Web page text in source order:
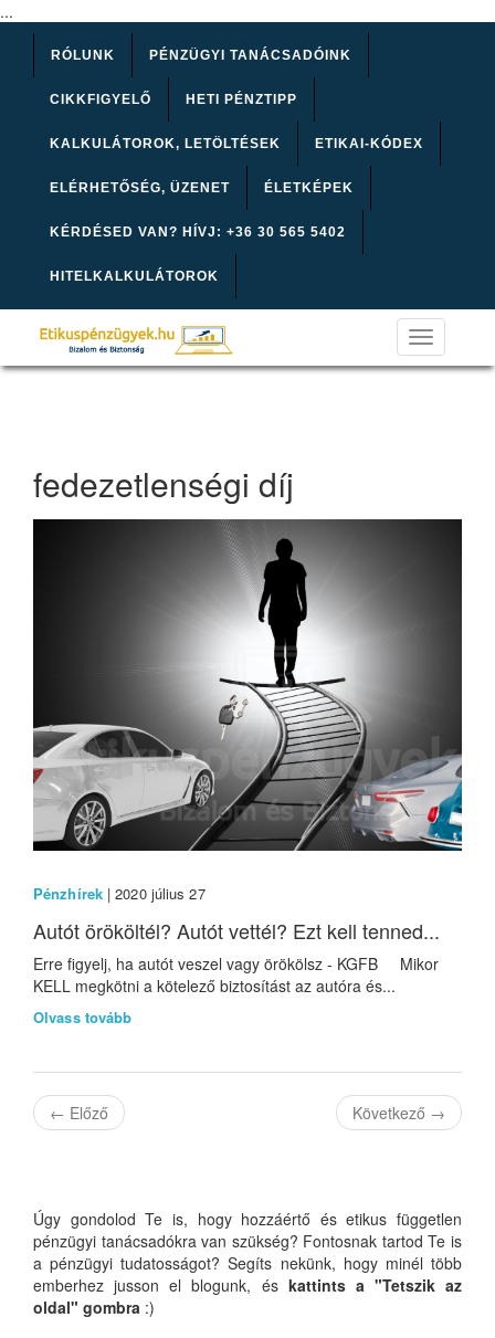
...
RÓLUNK PÉNZÜGYI TANÁCSADÓINK
CIKKFIGYELŐ HETI PÉNZTIPP
KALKULÁTOROK, LETÖLTÉSEK ETIKAI-KÓDEX
ELÉRHETŐSÉG, ÜZENET ÉLETKÉPEK
KÉRDÉSED VAN? HÍVJ: +36 30 565 5402
HITELKALKULÁTOROK
Toggle
navigation
fedezetlenségi díj
Pénzhírek| 2020 július 27
Autót örököltél? Autót vettél? Ezt kell tenned...
Erre figyelj, ha autót veszel vagy örökölsz - KGFB Mikor
KELL megkötni a kötelező biztosítást az autóra és...
Olvass tovább
← Előző Következő →
Úgy gondolod Te is, hogy hozzáértő és etikus független
pénzügyi tanácsadókra van szükség? Fontosnak tartod Te is
a pénzügyi tudatosságot? Segíts nekünk, hogy minél több
emberhez jusson el blogunk, és kattints a "Tetszik az
oldal" gombra :)